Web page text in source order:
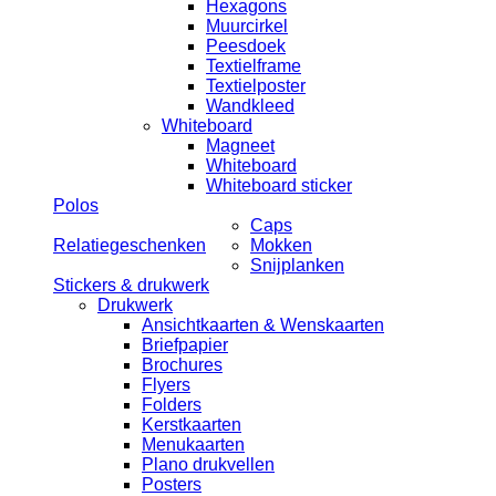
Hexagons
Muurcirkel
Peesdoek
Textielframe
Textielposter
Wandkleed
Whiteboard
Magneet
Whiteboard
Whiteboard sticker
Polos
Relatiegeschenken
Caps
Mokken
Snijplanken
Stickers & drukwerk
Drukwerk
Ansichtkaarten & Wenskaarten
Briefpapier
Brochures
Flyers
Folders
Kerstkaarten
Menukaarten
Plano drukvellen
Posters